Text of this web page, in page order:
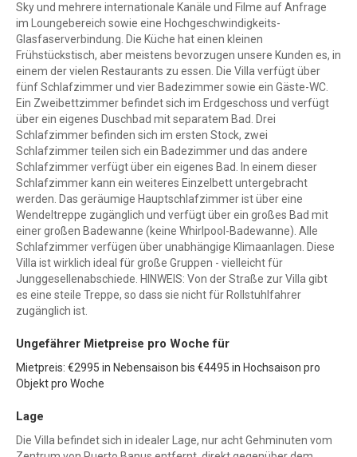
Sky und mehrere internationale Kanäle und Filme auf Anfrage
im Loungebereich sowie eine Hochgeschwindigkeits-
Glasfaserverbindung. Die Küche hat einen kleinen
Frühstückstisch, aber meistens bevorzugen unsere Kunden es, in
einem der vielen Restaurants zu essen. Die Villa verfügt über
fünf Schlafzimmer und vier Badezimmer sowie ein Gäste-WC.
Ein Zweibettzimmer befindet sich im Erdgeschoss und verfügt
über ein eigenes Duschbad mit separatem Bad. Drei
Schlafzimmer befinden sich im ersten Stock, zwei
Schlafzimmer teilen sich ein Badezimmer und das andere
Schlafzimmer verfügt über ein eigenes Bad. In einem dieser
Schlafzimmer kann ein weiteres Einzelbett untergebracht
werden. Das geräumige Hauptschlafzimmer ist über eine
Wendeltreppe zugänglich und verfügt über ein großes Bad mit
einer großen Badewanne (keine Whirlpool-Badewanne). Alle
Schlafzimmer verfügen über unabhängige Klimaanlagen. Diese
Villa ist wirklich ideal für große Gruppen - vielleicht für
Junggesellenabschiede. HINWEIS: Von der Straße zur Villa gibt
es eine steile Treppe, so dass sie nicht für Rollstuhlfahrer
zugänglich ist.
Ungefährer Mietpreise pro Woche für
Mietpreis: €2995 in Nebensaison bis €4495 in Hochsaison pro
Objekt pro Woche
Lage
Die Villa befindet sich in idealer Lage, nur acht Gehminuten vom